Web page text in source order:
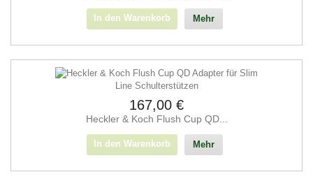
In den Warenkorb Mehr
167,00 €
Heckler & Koch Flush Cup QD...
In den Warenkorb Mehr